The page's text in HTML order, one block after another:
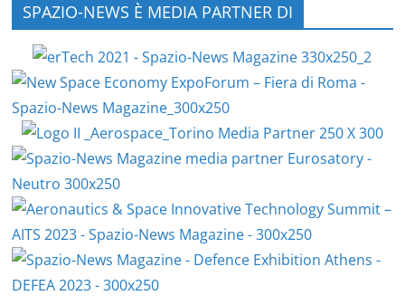
SPAZIO-NEWS È MEDIA PARTNER DI